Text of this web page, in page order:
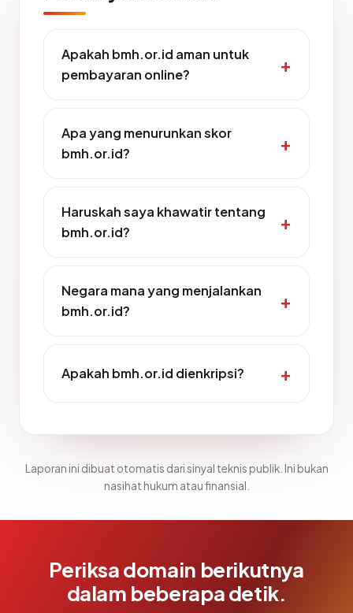
Apakah bmh.or.id aman untuk
pembayaran online?
Apa yang menurunkan skor
bmh.or.id?
Haruskah saya khawatir tentang
bmh.or.id?
Negara mana yang menjalankan
bmh.or.id?
Apakah bmh.or.id dienkripsi?
Laporan ini dibuat otomatis dari sinyal teknis publik. Ini bukan
nasihat hukum atau finansial.
Periksa domain berikutnya
dalam beberapa detik.